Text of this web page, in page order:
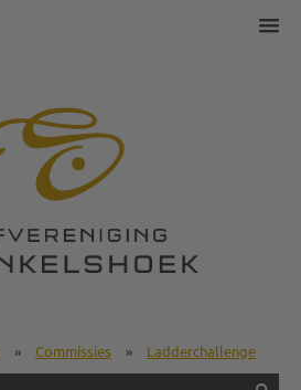
» Commissies » Ladderchallenge